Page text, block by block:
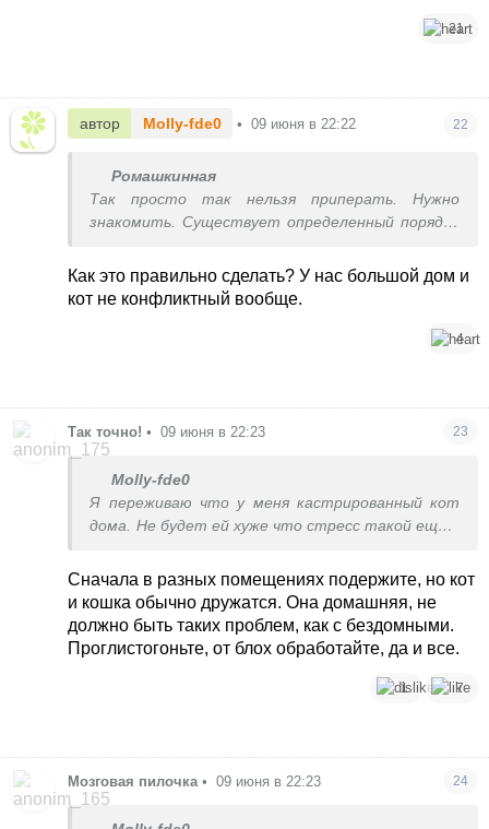
21
автор Molly-fde0 • 09 июня в 22:22 22
Ромашкинная
Так просто так нельзя приперать. Нужно
знакомить. Существует определенный порядок
другим котом, чтобы минимизировать стресс и
постараться исключить бойню. По умолчанию
Как это правильно сделать? У нас большой дом и
кот не конфликтный вообще.
4
Так точно! • 09 июня в 22:23 23
Molly-fde0
Я переживаю что у меня кастрированный кот
дома. Не будет ей хуже что стресс такой еще и
Сначала в разных помещениях подержите, но кот
и кошка обычно дружатся. Она домашняя, не
должно быть таких проблем, как с бездомными.
Проглистогоньте, от блох обработайте, да и все.
1 7
Мозговая пилочка • 09 июня в 22:23 24